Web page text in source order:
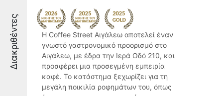
Διακριθέντες
Η Coffee Street Αιγάλεω αποτελεί έναν
γνωστό γαστρονομικό προορισμό στο
Αιγάλεω, με έδρα την Ιερά Οδό 210, και
προσφέρει μια προσεγμένη εμπειρία
καφέ. Το κατάστημα ξεχωρίζει για τη
μεγάλη ποικιλία ροφημάτων του, όπως